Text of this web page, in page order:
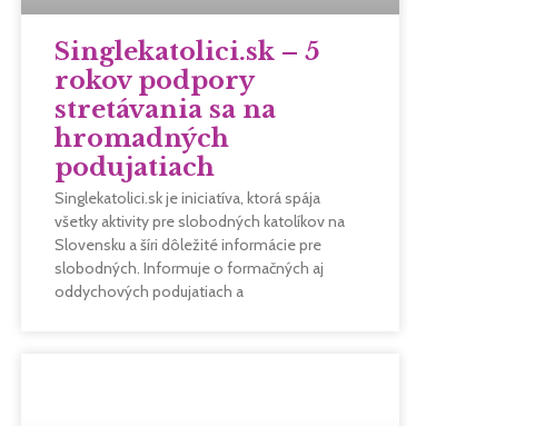
Singlekatolici.sk – 5
rokov podpory
stretávania sa na
hromadných
podujatiach
Singlekatolici.sk je iniciatíva, ktorá spája
všetky aktivity pre slobodných katolíkov na
Slovensku a šíri dôležité informácie pre
slobodných. Informuje o formačných aj
oddychových podujatiach a